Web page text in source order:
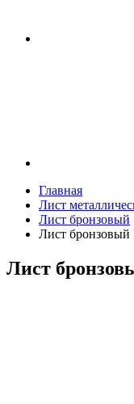
Главная
Лист
Лист бронзовый
Лист
Лист